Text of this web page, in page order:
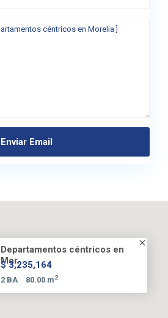
Departamentos céntricos en
Mor...
$ 3,235,164
2 BA 80.00 m2